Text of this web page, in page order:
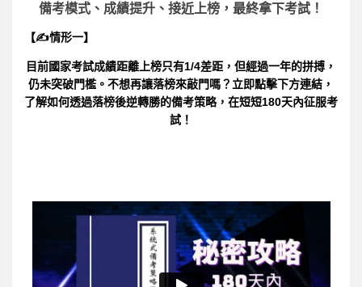
備考模式、成績提升、接近上榜，最終拿下考試！
【✍情形一】
目前國家考試成績距離上榜只有1/4差距，但經過一年的拼搏，
仍未突破門檻。不想再讓落榜來敲門嗎？立即點擊下方連結，
了解如何透過落榜後逆轉勝的備考策略，在短短180天內征服考
試！